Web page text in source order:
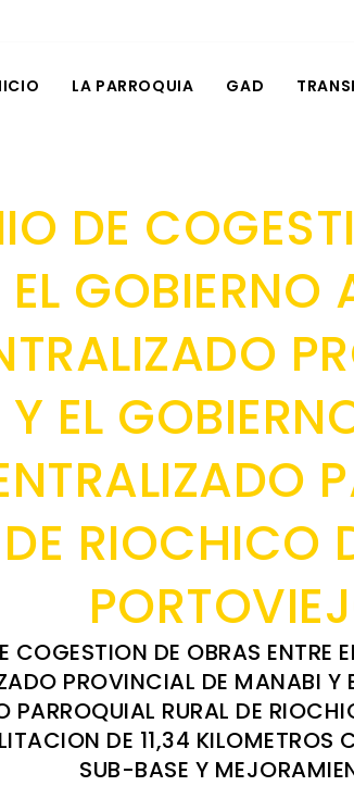
LA PARROQUIA GAD
DE
EL
EL
RIOCHICO
COGESTION DE OBRAS ENTRE
PROVINCIAL DE MANABI Y
PARROQUIAL RURAL DE
DE 11,34 KILOMETROS
SUB-BASE Y